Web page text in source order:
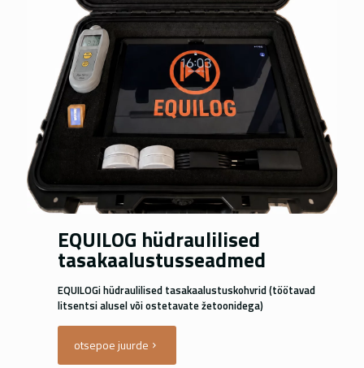
EQUILOG hüdraulilised
tasakaalustusseadmed
EQUILOGi hüdraulilised tasakaalustuskohvrid (töötavad
litsentsi alusel või ostetavate žetoonidega)
otsepoe juurde
Norsk bokmål
Polski
Slovenščina